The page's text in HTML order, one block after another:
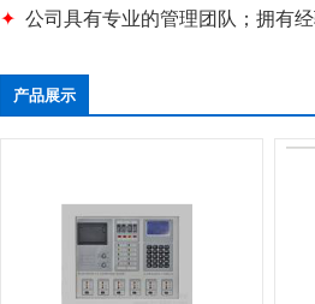
✦ 公司具有专业的管理团队；拥有
产品展示